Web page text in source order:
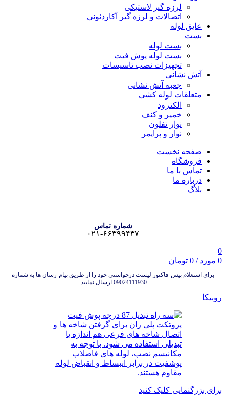
لرزه گیر لاستیکی
اتصالات و لرزه گیر آکاردئونی
عایق لوله
بست
بست لوله
بست لوله پوش فیت
تجهیزات نصب تاسیسات
آتش نشانی
جعبه آتش نشانی
متعلقات لوله کشی
الکترود
خمیر و کنف
نوار تفلون
نوار و پرایمر
صفحه نخست
فروشگاه
تماس با ما
درباره ما
بلاگ
شماره تماس
۰۲۱-۶۶۳۹۹۴۳۷
0
0 مورد /
0 تومان
برای استعلام پیش فاکتور لیست درخواستی خود را از طریق پیام رسان ها به شماره
09024111930 ارسال نمایید.
روبیکا
برای بزرگنمایی کلیک کنید